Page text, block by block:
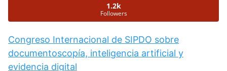
1.2k
Followers
Congreso Internacional de SIPDO sobre
documentoscopía, inteligencia artificial y
evidencia digital